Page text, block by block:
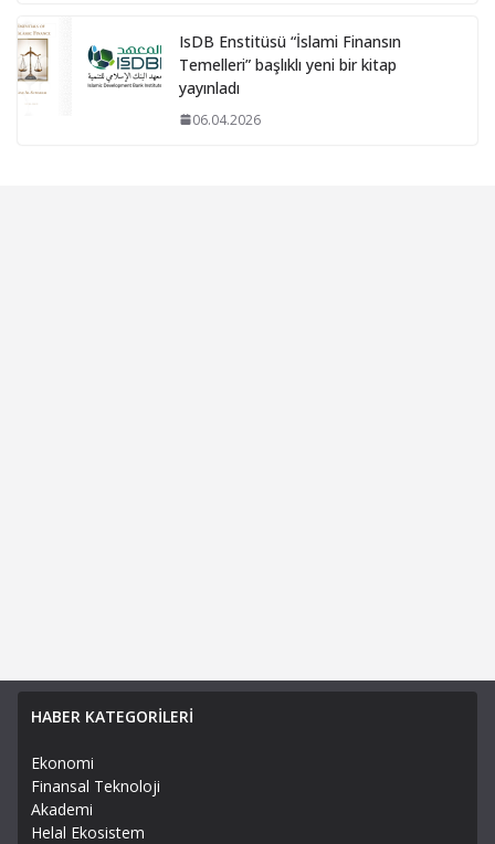
IsDB Enstitüsü “İslami Finansın
Temelleri” başlıklı yeni bir kitap
yayınladı
06.04.2026
HABER KATEGORİLERİ
Ekonomi
Finansal Teknoloji
Akademi
Helal Ekosistem